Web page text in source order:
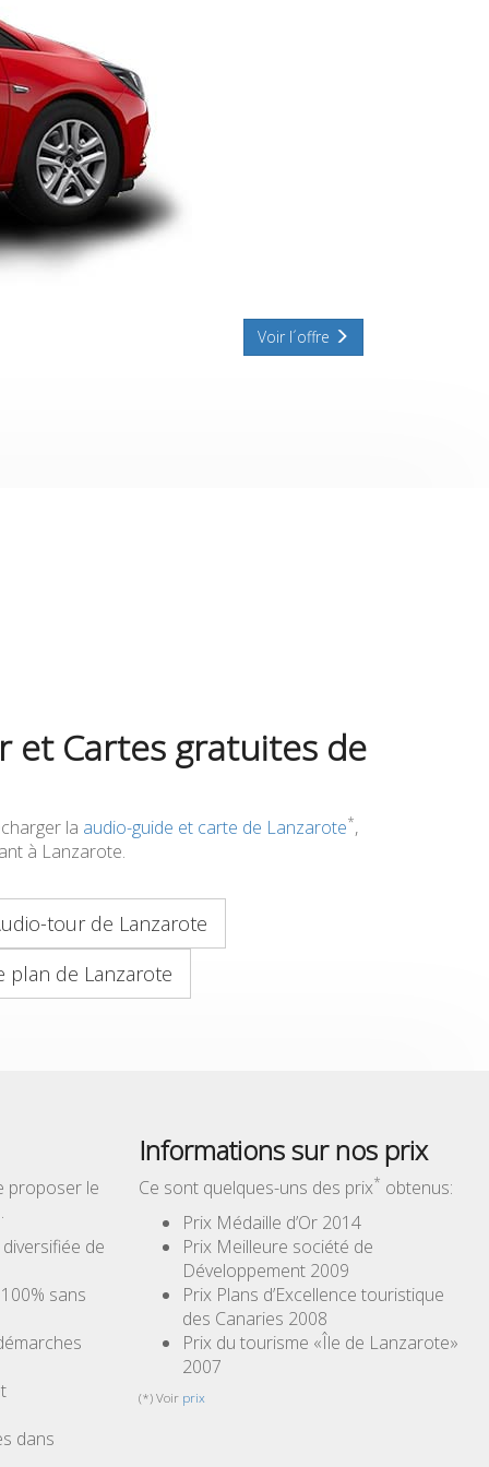
Voir l´offre
et Cartes gratuites de
la audio-guide et carte de Lanzarote*,
à Lanzarote.
tour de Lanzarote
plan de Lanzarote
proposer le
de
sans
dans
Informations sur nos prix
Ce sont quelques-uns des prix* obtenus:
Prix Médaille d’Or 2014
Prix Meilleure société de
Développement 2009
Prix Plans d’Excellence touristique
des Canaries 2008
Prix du tourisme «Île de Lanzarote»
2007
(*) Voir prix